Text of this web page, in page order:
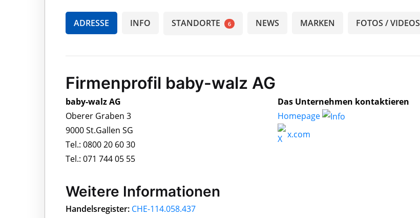
ADRESSE INFO STANDORTE 6 NEWS MARKEN FOTOS / VIDEOS
Firmenprofil baby-walz AG
baby-walz AG
Oberer Graben 3
9000 St.Gallen SG
Tel.: 0800 20 60 30
Tel.: 071 744 05 55
Das Unternehmen kontaktieren
Homepage
x.com
Weitere Informationen
Handelsregister: CHE-114.058.437